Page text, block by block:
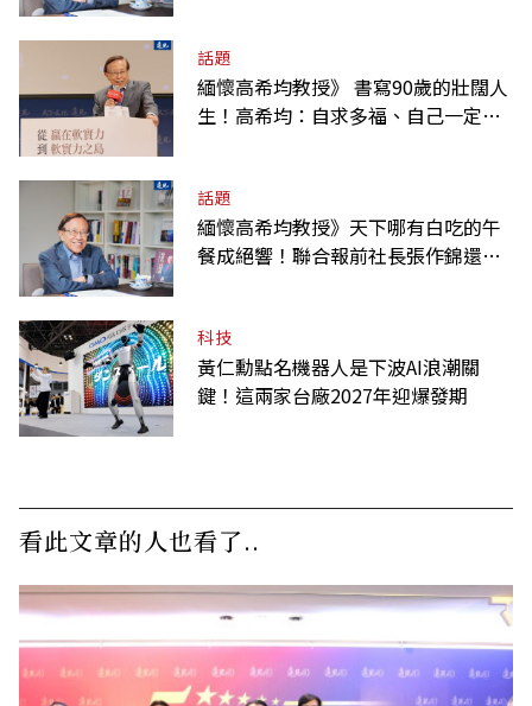
話題
緬懷高希均教授》 書寫90歲的壯闊人
生！高希均：自求多福、自己一定要
話題
緬懷高希均教授》天下哪有白吃的午
餐成絕響！聯合報前社長張作錦還原
科技
黃仁勳點名機器人是下波AI浪潮關
鍵！這兩家台廠2027年迎爆發期
看此文章的人也看了..